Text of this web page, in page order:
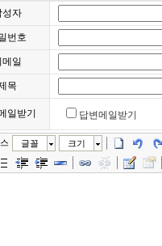
성자
번호
메일
목
일받기 답변메일받기
글꼴 크기